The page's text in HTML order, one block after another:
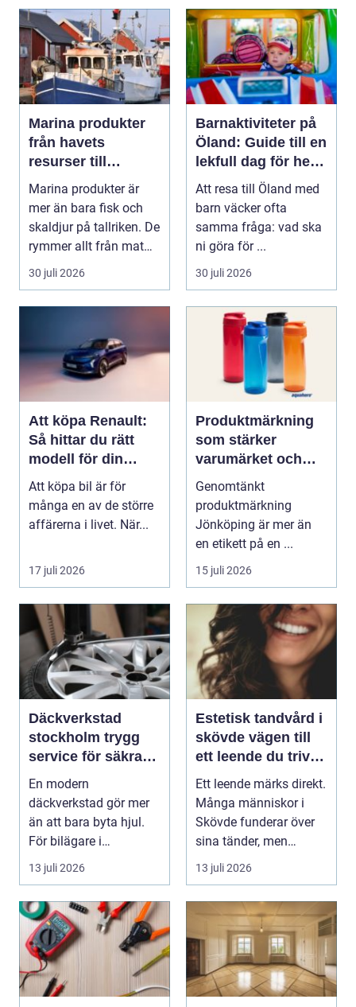
Marina produkter
från havets
resurser till
hållbara
upplevelser
Marina produkter är
mer än bara fisk och
skaldjur på tallriken. De
rymmer allt från mat
och hälsa ti...
30 juli 2026
Barnaktiviteter på
Öland: Guide till en
lekfull dag för hela
familjen
Att resa till Öland med
barn väcker ofta
samma fråga: vad ska
ni göra för ...
30 juli 2026
Att köpa Renault:
Så hittar du rätt
modell för din
vardag
Att köpa bil är för
många en av de större
affärerna i livet. När...
17 juli 2026
Produktmärkning
som stärker
varumärket och
förenklar vardagen
Genomtänkt
produktmärkning
Jönköping är mer än
en etikett på en ...
15 juli 2026
Däckverkstad
stockholm trygg
service för säkra
mil året runt
En modern
däckverkstad gör mer
än att bara byta hjul.
För bilägare i
Stockholm handlar
valet av däck...
13 juli 2026
Estetisk tandvård i
skövde vägen till
ett leende du trivs
med
Ett leende märks direkt.
Många människor i
Skövde funderar över
sina tänder, men
skjuter upp att gör...
13 juli 2026